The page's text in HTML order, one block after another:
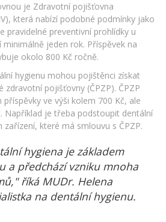
je Zdravotní pojišťovna
která nabízí podobné podmínky jako
pravidelné preventivní prohlídky u
jeden rok. Příspěvek na
okolo 800 Kč ročně.
hygienu mohou pojištěnci získat
zdravotní pojišťovny (ČPZP). ČPZP
ve výši kolem 700 Kč, ale
Například je třeba podstoupit dentální
které má smlouvu s ČPZP.
hygiena je základem
a předchází vzniku mnoha
říká MUDr. Helena
na dentální hygienu.